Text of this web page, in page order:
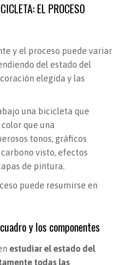
EL PROCESO
y el proceso puede variar
del estado del
elegida y las
una bicicleta que
que una
tonos, gráficos
visto, efectos
de pintura.
puede resumirse en
y los componentes
estudiar el estado del
todas las